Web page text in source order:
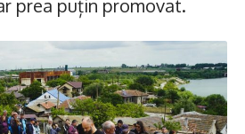
prea puțin promovat.